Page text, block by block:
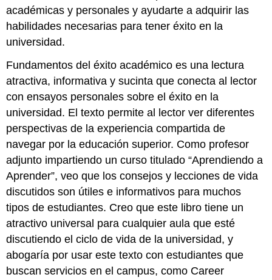
académicas y personales y ayudarte a adquirir las
habilidades necesarias para tener éxito en la
universidad.
Fundamentos del éxito académico es una lectura
atractiva, informativa y sucinta que conecta al lector
con ensayos personales sobre el éxito en la
universidad. El texto permite al lector ver diferentes
perspectivas de la experiencia compartida de
navegar por la educación superior. Como profesor
adjunto impartiendo un curso titulado “Aprendiendo a
Aprender”, veo que los consejos y lecciones de vida
discutidos son útiles e informativos para muchos
tipos de estudiantes. Creo que este libro tiene un
atractivo universal para cualquier aula que esté
discutiendo el ciclo de vida de la universidad, y
abogaría por usar este texto con estudiantes que
buscan servicios en el campus, como Career